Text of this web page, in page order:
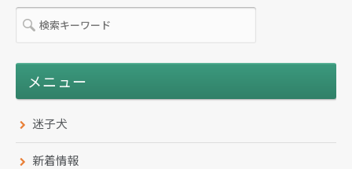
メニュー
迷子犬
新着情報